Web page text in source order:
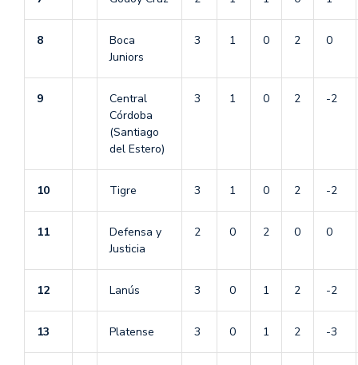
8
Boca
Juniors
3 1 0 2 0
9
Central
Córdoba
(Santiago
del Estero)
3 1 0 2 -2
10 Tigre 3 1 0 2 -2
11
Defensa y
Justicia
2 0 2 0 0
12 Lanús 3 0 1 2 -2
13 Platense 3 0 1 2 -3